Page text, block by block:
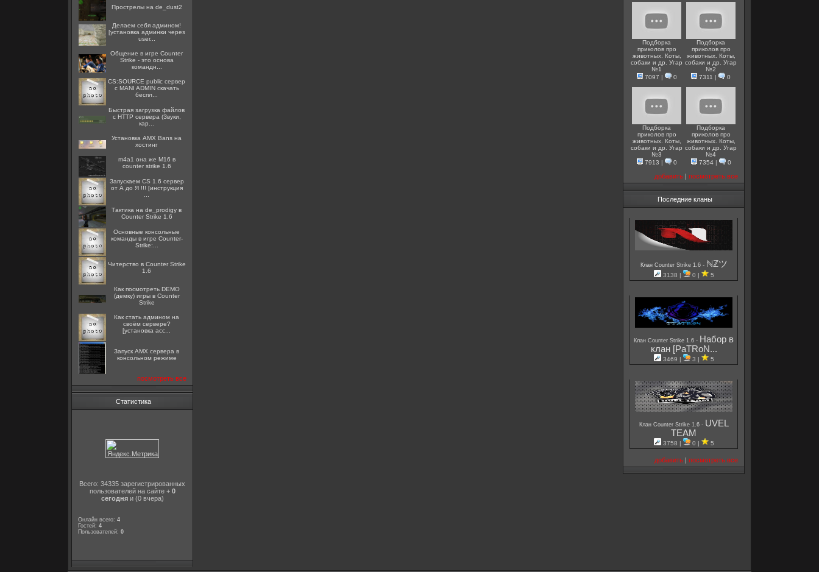
Прострелы на de_dust2
Делаем себя админом!
[установка админки через
user...
Общение в игре Counter
Strike - это основа
командн...
CS:SOURCE public сервер
с MANI ADMIN скачать
беспл...
Быстрая загрузка файлов
с HTTP сервера (Звуки,
кар...
Установка AMX Bans на
хостинг
m4a1 она же M16 в
counter strike 1.6
Запускаем CS 1.6 сервер
от А до Я !!! [инструкция
Тактика на de_prodigy в
Counter Strike 1.6
Основные консольные
команды в игре Counter-
Strike:...
Читерство в Counter Strike
1.6
Как посмотреть DEMO
(демку) игры в Counter
Strike
Как стать админом на
своём сервере?
[установка acc...
Запуск AMX сервера в
консольном режиме
посмотреть все
Статистика
Всего: 34335 зарегистрированных
пользователей на сайте + 0
сегодняи (0 вчера)
Онлайн всего: 4
Гостей: 4
Пользователей: 0
Подборка
приколов про
животных. Коты,
собаки и др. Угар
№1
7097 | 0
Подборка
приколов про
животных. Коты,
собаки и др. Угар
№2
7311 | 0
Подборка
приколов про
животных. Коты,
собаки и др. Угар
№3
7913 | 0
Подборка
приколов про
животных. Коты,
собаки и др. Угар
№4
7354| 0
добавить | посмотреть все
Последние кланы
Клан Counter Strike 1.6 - ℕℤツ
3138 | 0 | 5
Клан Counter Strike 1.6 - Набор в
клан [PaTRoN...
3469 | 3 | 5
Клан Counter Strike 1.6 - UVEL
TEAM
3758 | 0 | 5
добавить | посмотреть все